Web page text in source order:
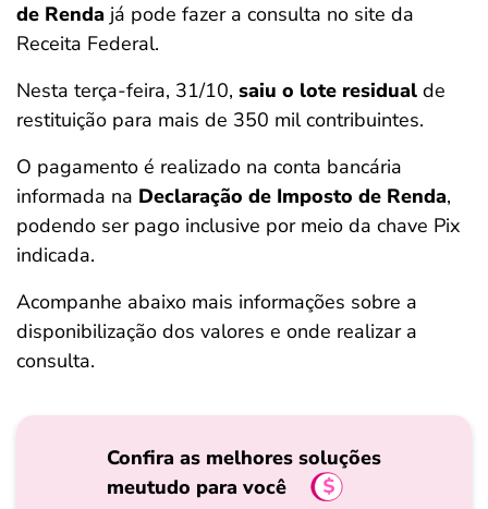
de Renda já pode fazer a consulta no site da
Receita Federal.
Nesta terça-feira, 31/10, saiu o lote residual de
restituição para mais de 350 mil contribuintes.
O pagamento é realizado na conta bancária
informada na Declaração de Imposto de Renda,
podendo ser pago inclusive por meio da chave Pix
indicada.
Acompanhe abaixo mais informações sobre a
disponibilização dos valores e onde realizar a
consulta.
Confira as melhores soluções
meutudo para você